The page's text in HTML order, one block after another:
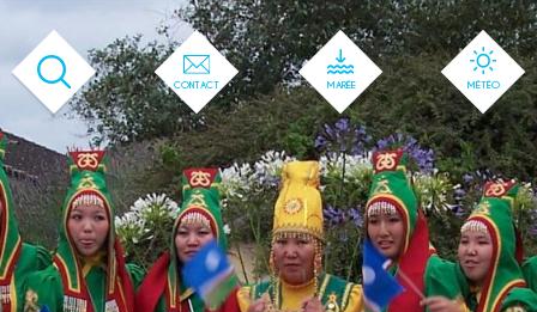
CONTACT MARÉE MÉTÉO